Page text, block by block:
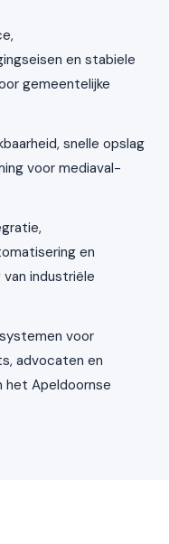
en stabiele
gemeentelijke
snelle opslag
voor mediaval-
en
industriële
voor
advocaten en
het Apeldoornse